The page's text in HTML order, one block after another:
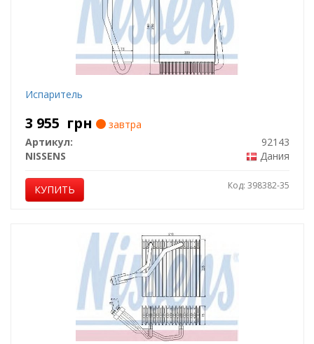
Испаритель
3 955 грн
завтра
Артикул:
92143
NISSENS
Дания
КУПИТЬ Код: 398382-35